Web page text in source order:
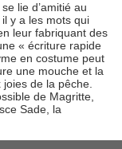
lie d’amitié au
y a les mots qui
leur fabriquant des
« écriture rapide
en costume peut
une mouche et la
joies de la pêche.
de Magritte,
Sade, la